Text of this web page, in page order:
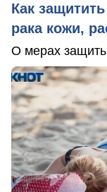
Как
рака кожи,
О мерах